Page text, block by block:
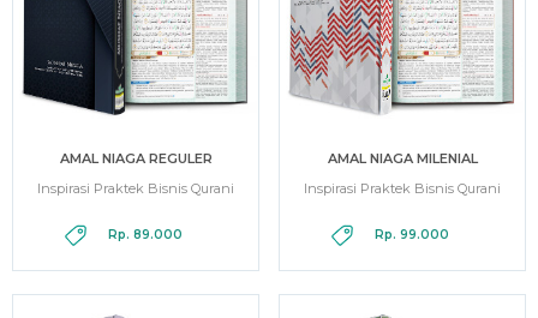
AMAL NIAGA REGULER
Inspirasi Praktek Bisnis Qurani
Rp. 89.000
AMAL NIAGA MILENIAL
Inspirasi Praktek Bisnis Qurani
Rp. 99.000